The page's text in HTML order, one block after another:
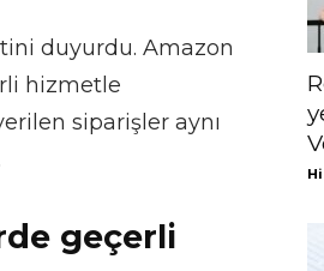
duyurdu. Amazon
hizmetle
siparişler aynı
geçerli